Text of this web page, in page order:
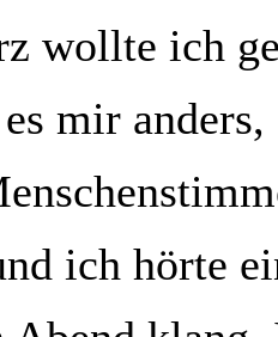
wollte ich
mir
ich hörte